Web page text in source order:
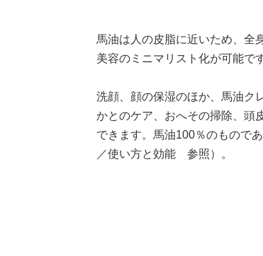
馬油は人の皮脂に近いため、全
美容のミニマリスト化が可能です
洗顔、顔の保湿のほか、馬油ク
かとのケア、おへその掃除、頭
できます。馬油100％のもので
／使い方と効能 参照）。